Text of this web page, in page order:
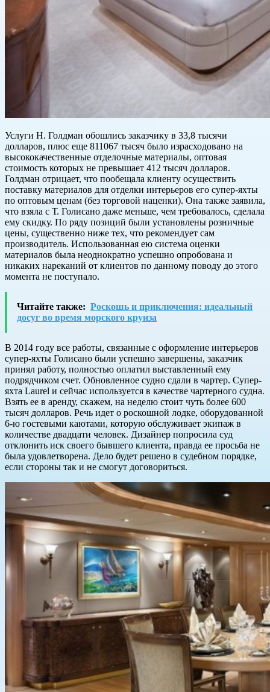
Услуги Н. Голдман обошлись заказчику в 33,8 тысячи
долларов, плюс еще 811067 тысяч было израсходовано на
высококачественные отделочные материалы, оптовая
стоимость которых не превышает 412 тысяч долларов.
Голдман отрицает, что пообещала клиенту осуществить
поставку материалов для отделки интерьеров его супер-яхты
по оптовым ценам (без торговой наценки). Она также заявила,
что взяла с Т. Голисано даже меньше, чем требовалось, сделала
ему скидку. По ряду позиций были установлены розничные
цены, существенно ниже тех, что рекомендует сам
производитель. Использованная ею система оценки
материалов была неоднократно успешно опробована и
никаких нареканий от клиентов по данному поводу до этого
момента не поступало.
Читайте также: Роскошь и приключения: идеальный
досуг во время морского круиза
В 2014 году все работы, связанные с оформление интерьеров
супер-яхты Голисано были успешно завершены, заказчик
принял работу, полностью оплатил выставленный ему
подрядчиком счет. Обновленное судно сдали в чартер. Супер-
яхта Laurel и сейчас используется в качестве чартерного судна.
Взять ее в аренду, скажем, на неделю стоит чуть более 600
тысяч долларов. Речь идет о роскошной лодке, оборудованной
6-ю гостевыми каютами, которую обслуживает экипаж в
количестве двадцати человек. Дизайнер попросила суд
отклонить иск своего бывшего клиента, правда ее просьба не
была удовлетворена. Дело будет решено в судебном порядке,
если стороны так и не смогут договориться.